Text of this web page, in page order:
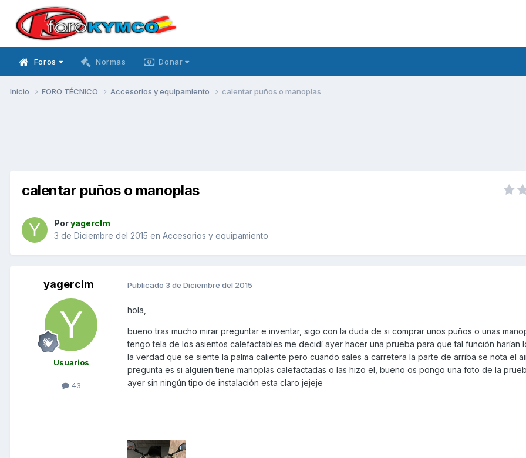
Foros Normas Donar
Inicio FORO TÉCNICO Accesorios y equipamiento calentar puños o manoplas
calentar puños o manoplas
Poryagerclm
3 de Diciembre del 2015 en Accesorios y equipamiento
yagerclm
Usuarios
43
Publicado 3 de Diciembre del 2015
hola,
bueno tras mucho mirar preguntar e inventar, sigo con la duda de si comprar unos puños o unas
tengo tela de los asientos calefactables me decidí ayer hacer una prueba para que tal función harían
la verdad que se siente la palma caliente pero cuando sales a carretera la parte de arriba se nota el
pregunta es si alguien tiene manoplas calefactadas o las hizo el, bueno os pongo una foto de la
ayer sin ningún tipo de instalación esta claro jejeje